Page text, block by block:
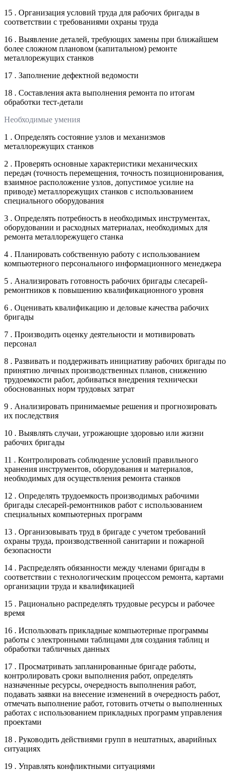
15 . Организация условий труда для рабочих бригады в
соответствии с требованиями охраны труда
16 . Выявление деталей, требующих замены при ближайшем
более сложном плановом (капитальном) ремонте
металлорежущих станков
17 . Заполнение дефектной ведомости
18 . Составления акта выполнения ремонта по итогам
обработки тест-детали
Необходимые умения
1 . Определять состояние узлов и механизмов
металлорежущих станков
2 . Проверять основные характеристики механических
передач (точность перемещения, точность позиционирования,
взаимное расположение узлов, допустимое усилие на
приводе) металлорежущих станков с использованием
специального оборудования
3 . Определять потребность в необходимых инструментах,
оборудовании и расходных материалах, необходимых для
ремонта металлорежущего станка
4 . Планировать собственную работу с использованием
компьютерного персонального информационного менеджера
5 . Анализировать готовность рабочих бригады слесарей-
ремонтников к повышению квалификационного уровня
6 . Оценивать квалификацию и деловые качества рабочих
бригады
7 . Производить оценку деятельности и мотивировать
персонал
8 . Развивать и поддерживать инициативу рабочих бригады по
принятию личных производственных планов, снижению
трудоемкости работ, добиваться внедрения технически
обоснованных норм трудовых затрат
9 . Анализировать принимаемые решения и прогнозировать
их последствия
10 . Выявлять случаи, угрожающие здоровью или жизни
рабочих бригады
11 . Контролировать соблюдение условий правильного
хранения инструментов, оборудования и материалов,
необходимых для осуществления ремонта станков
12 . Определять трудоемкость производимых рабочими
бригады слесарей-ремонтников работ с использованием
специальных компьютерных программ
13 . Организовывать труд в бригаде с учетом требований
охраны труда, производственной санитарии и пожарной
безопасности
14 . Распределять обязанности между членами бригады в
соответствии с технологическим процессом ремонта, картами
организации труда и квалификацией
15 . Рационально распределять трудовые ресурсы и рабочее
время
16 . Использовать прикладные компьютерные программы
работы с электронными таблицами для создания таблиц и
обработки табличных данных
17 . Просматривать запланированные бригаде работы,
контролировать сроки выполнения работ, определять
назначенные ресурсы, очередность выполнения работ,
подавать заявки на внесение изменений в очередность работ,
отмечать выполнение работ, готовить отчеты о выполненных
работах с использованием прикладных программ управления
проектами
18 . Руководить действиями групп в нештатных, аварийных
ситуациях
19 . Управлять конфликтными ситуациями